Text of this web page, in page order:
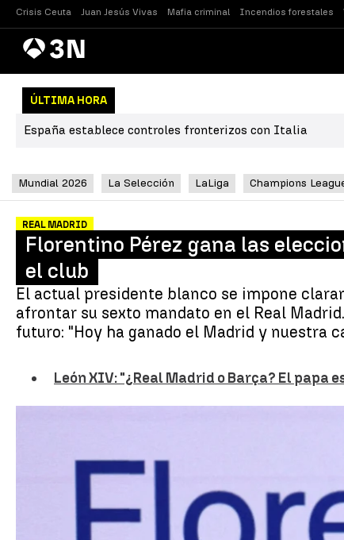
Crisis Ceuta Juan Jesús Vivas Mafia criminal Incendios forestales
AntenaNoticias
ÚLTIMA HORA
España establece controles fronterizos con Italia
Mundial 2026 La Selección LaLiga Champions
REAL MADRID
Florentino Pérez gana las
el club
El actual presidente blanco se impone
afrontar su sexto mandato en el Real
futuro: "Hoy ha ganado el Madrid y nuestra
León XIV: "¿Real Madrid o Barça? El papa